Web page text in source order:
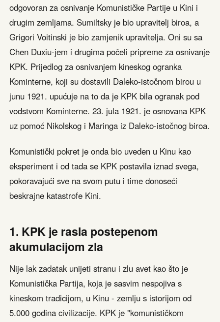
odgovoran za osnivanje Komunističke Partije u Kini i
drugim zemljama. Sumiltsky je bio upravitelj biroa, a
Grigori Voitinski je bio zamjenik upravitelja. Oni su sa
Chen Duxiu-jem i drugima počeli pripreme za osnivanje
KPK. Prijedlog za osnivanjem kineskog ogranka
Kominterne, koji su dostavili Daleko-istočnom birou u
junu 1921. upućuje na to da je KPK bila ogranak pod
vodstvom Kominterne. 23. jula 1921. je osnovana KPK
uz pomoć Nikolskog i Maringa iz Daleko-istočnog biroa.
Komunistički pokret je onda bio uveden u Kinu kao
eksperiment i od tada se KPK postavila iznad svega,
pokoravajući sve na svom putu i time donoseći
beskrajne katastrofe Kini.
1. KPK je rasla postepenom
akumulacijom zla
Nije lak zadatak unijeti stranu i zlu avet kao što je
Komunistička Partija, koja je sasvim nespojiva s
kineskom tradicijom, u Kinu - zemlju s istorijom od
5.000 godina civilizacije. KPK je "komunističkom